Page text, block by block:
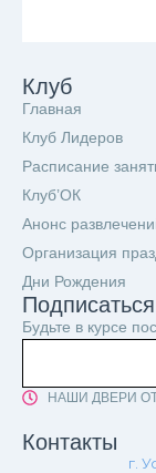
Клуб
Главная
Клуб Лидеров
Расписание
Клуб’ОК
Анонс
Организация
Дни Рождения
Будьте в курсе
НАШИ ДВЕРИ
Контакты
г.